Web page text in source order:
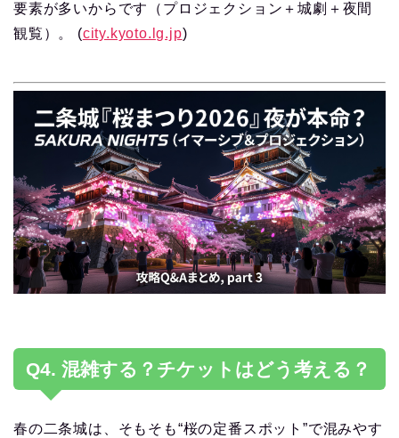
要素が多いからです（プロジェクション＋城劇＋夜間
観覧）。 (city.kyoto.lg.jp)
Q4. 混雑する？チケットはどう考える？
春の二条城は、そもそも“桜の定番スポット”で混みやす